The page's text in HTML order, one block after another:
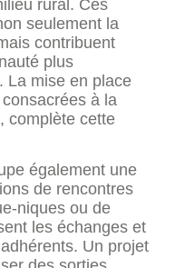
rural. Ces
seulement la
contribuent
plus
La mise en place
à la
complète cette
également une
de rencontres
niques ou de
les échanges et
Un projet